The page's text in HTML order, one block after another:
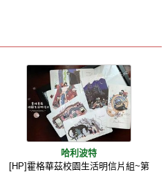
哈利波特
[HP]霍格華茲校園生活明信片組~第